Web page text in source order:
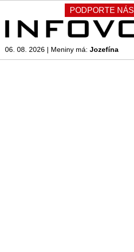
PODPORTE NÁS
06. 08. 2026 | Meniny má: Jozefína